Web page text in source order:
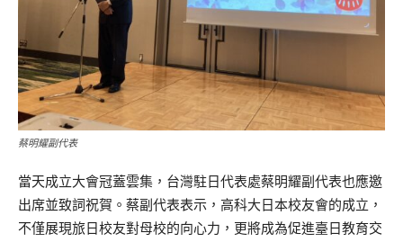
蔡明耀副代表
當天成立大會冠蓋雲集，台灣駐日代表處蔡明耀副代表也應邀
出席並致詞祝賀。蔡副代表表示，高科大日本校友會的成立，
不僅展現旅日校友對母校的向心力，更將成為促進臺日教育交